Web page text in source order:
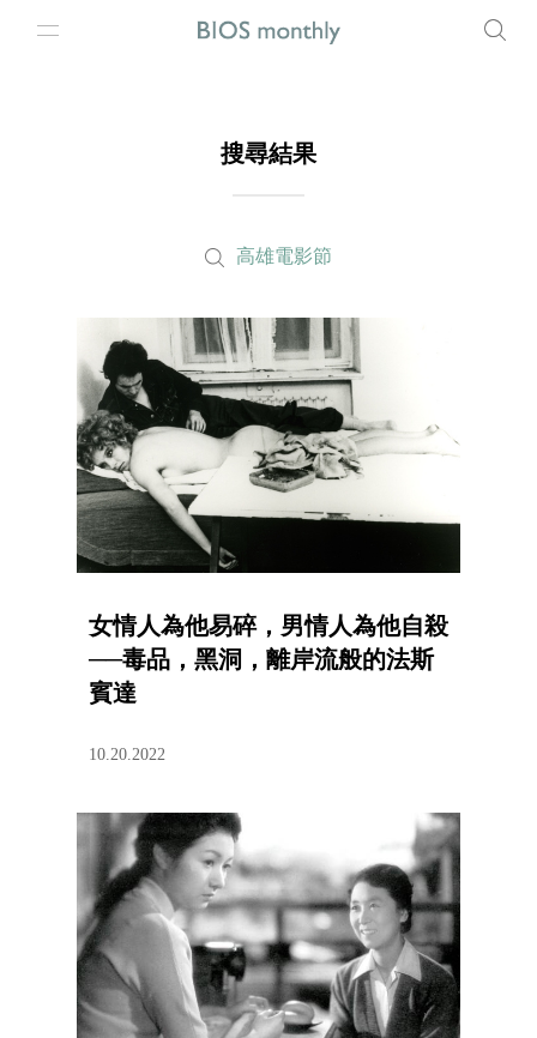
搜尋結果
高雄電影節
女情人為他易碎，男情人為他自殺
──毒品，黑洞，離岸流般的法斯
賓達
10.20.2022